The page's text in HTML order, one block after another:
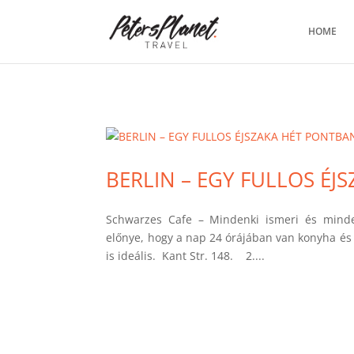
HOME
BERLIN – EGY FULLOS
Schwarzes Cafe – Mindenki ismeri és
előnye, hogy a nap 24 órájában van konyha
is ideális. Kant Str. 148. 2....